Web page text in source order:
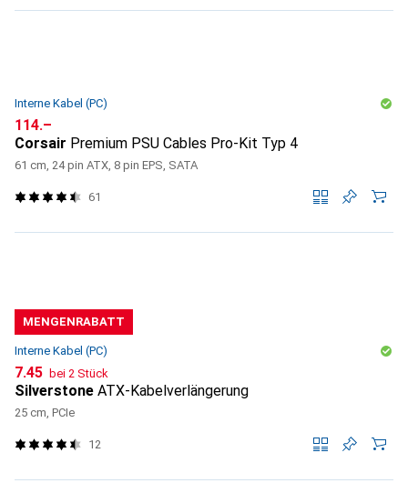
Interne Kabel (PC)
CHF
114.–
Corsair Premium PSU Cables Pro-Kit Typ 4
61 cm, 24 pin ATX, 8 pin EPS, SATA
61
MENGENRABATT
Interne Kabel (PC)
CHF
7.45 bei 2 Stück
Silverstone ATX-Kabelverlängerung
25 cm, PCIe
12